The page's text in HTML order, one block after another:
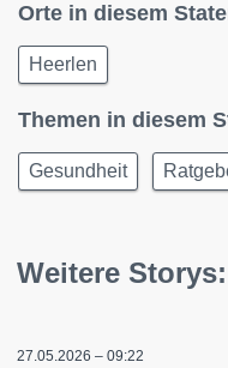
Orte in diesem
Heerlen
Themen in diesem
Gesundheit
Weitere
27.05.2026 – 09:22